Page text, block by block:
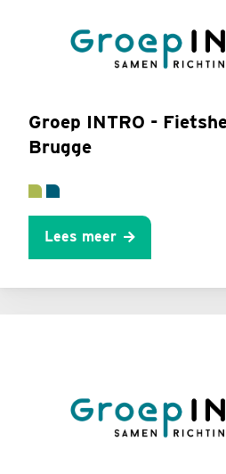
Groep INTRO -
Brugge
Lees meer